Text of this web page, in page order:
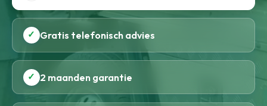
✓ Gratis telefonisch advies
✓ 2 maanden garantie